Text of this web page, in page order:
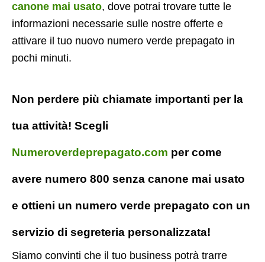
canone mai usato, dove potrai trovare tutte le
informazioni necessarie sulle nostre offerte e
attivare il tuo nuovo numero verde prepagato in
pochi minuti.
Non perdere più chiamate importanti per la
tua attività! Scegli
Numeroverdeprepagato.com per come
avere numero 800 senza canone mai usato
e ottieni un numero verde prepagato con un
servizio di segreteria personalizzata!
Siamo convinti che il tuo business potrà trarre